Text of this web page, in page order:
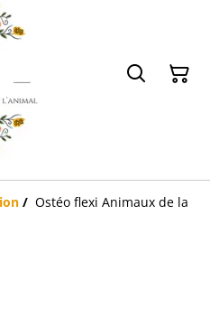
/ Ostéo flexi Animaux de la